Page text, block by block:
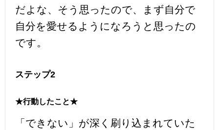
だよな、そう思ったので、まず自分で
自分を愛せるようになろうと思ったの
です。
ステップ2
★行動したこと★
「できない」が深く刷り込まれていた